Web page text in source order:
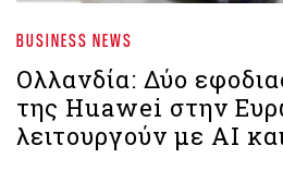
BUSINESS NEWS
Ολλανδία: Δύο
της Huawei στην
λειτουργούν με ΑΙ